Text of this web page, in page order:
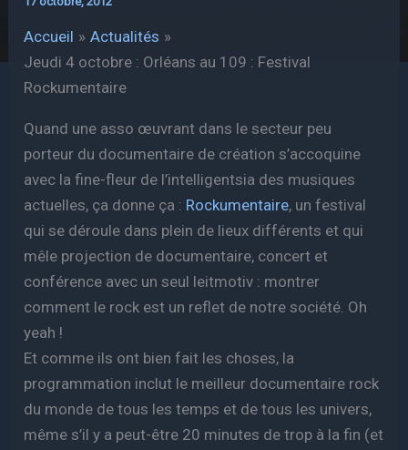
Accueil
Actualités
Jeudi 4 octobre : Orléans au 109 : Festival
Rockumentaire
Quand une asso œuvrant dans le secteur peu
porteur du documentaire de création s’accoquine
avec la fine-fleur de l’intelligentsia des musiques
actuelles, ça donne ça : Rockumentaire, un festival
qui se déroule dans plein de lieux différents et qui
mêle projection de documentaire, concert et
conférence avec un seul leitmotiv : montrer
comment le rock est un reflet de notre société. Oh
yeah !
Et comme ils ont bien fait les choses, la
programmation inclut le meilleur documentaire rock
du monde de tous les temps et de tous les univers,
même s’il y a peut-être 20 minutes de trop à la fin (et